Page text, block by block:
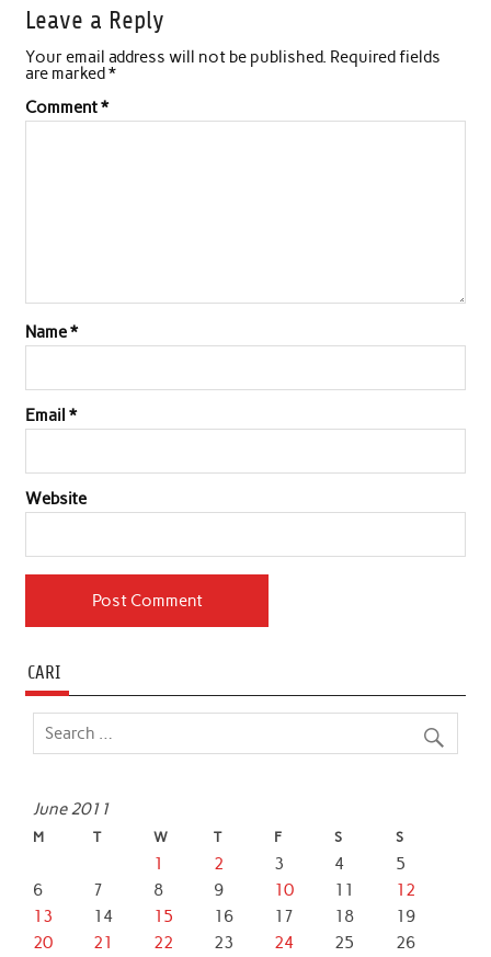
Leave a Reply
Your email address will not be published. Required fields
are marked *
Comment*
Name*
Email *
Website
CARI
June 2011
M T W T F S S
1 2 3 4
5
6
7 8 9 10 11
12
13
14 15 16 17 18
19
20
21 22 23 24 25
26